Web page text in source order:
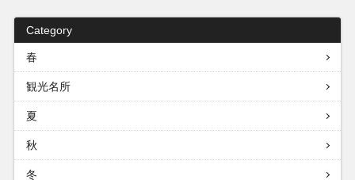
Category
春
観光名所
夏
秋
冬